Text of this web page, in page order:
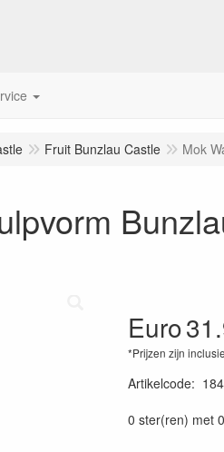
Fruit Bunzlau Castle Mok
Euro
*Prijzen zijn
Artikelcode:
0 ster(ren) met